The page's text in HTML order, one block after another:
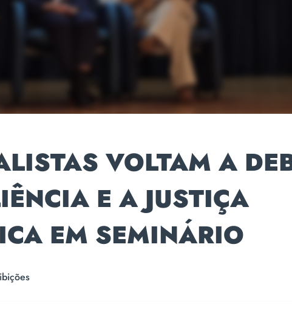
VOLTAM A
E A JUSTIÇA
EM SEMINÁRIO